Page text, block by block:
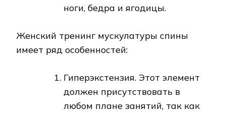
ноги, бедра и ягодицы.
Женский тренинг мускулатуры спины
имеет ряд особенностей:
Гиперэкстензия. Этот элемент
должен присутствовать в
любом плане занятий, так как